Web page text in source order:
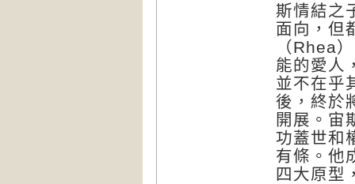
斯情結之
面向，但
（Rhea
能的愛人
並不在乎
後，終於
開展。宙
功蓋世和
有條。他
四大原型